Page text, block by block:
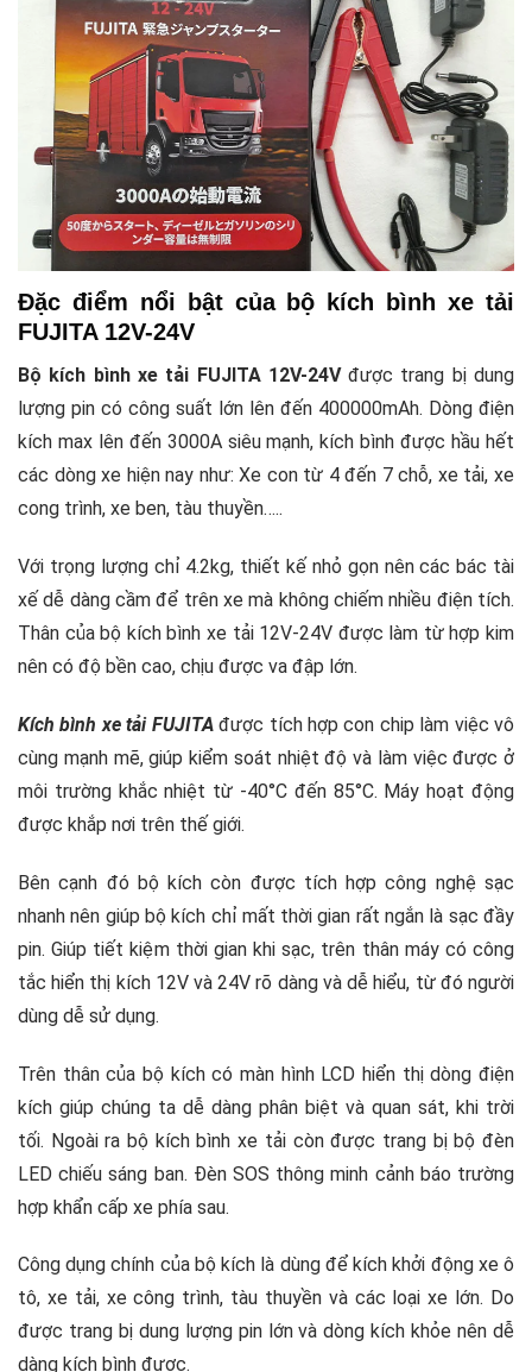
Đặc điểm nổi bật của bộ kích bình xe tải
FUJITA 12V-24V
Bộ kích bình xe tải FUJITA 12V-24Vđược trang bị dung
lượng pin có công suất lớn lên đến 400000mAh. Dòng điện
kích max lên đến 3000A siêu mạnh, kích bình được hầu hết
các dòng xe hiện nay như: Xe con từ 4 đến 7 chỗ, xe tải, xe
cong trình, xe ben, tàu thuyền…..
Với trọng lượng chỉ 4.2kg, thiết kế nhỏ gọn nên các bác tài
xế dễ dàng cầm để trên xe mà không chiếm nhiều điện tích.
Thân của bộ kích bình xe tải 12V-24V được làm từ hợp kim
nên có độ bền cao, chịu được va đập lớn.
Kích bình xe tải FUJITAđược tích hợp con chip làm việc vô
cùng mạnh mẽ, giúp kiểm soát nhiệt độ và làm việc được ở
môi trường khắc nhiệt từ -40°C đến 85°C. Máy hoạt động
được khắp nơi trên thế giới.
Bên cạnh đó bộ kích còn được tích hợp công nghệ sạc
nhanh nên giúp bộ kích chỉ mất thời gian rất ngắn là sạc đầy
pin. Giúp tiết kiệm thời gian khi sạc, trên thân máy có công
tắc hiển thị kích 12V và 24V rõ dàng và dễ hiểu, từ đó người
dùng dễ sử dụng.
Trên thân của bộ kích có màn hình LCD hiển thị dòng điện
kích giúp chúng ta dễ dàng phân biệt và quan sát, khi trời
tối. Ngoài ra bộ kích bình xe tải còn được trang bị bộ đèn
LED chiếu sáng ban. Đèn SOS thông minh cảnh báo trường
hợp khẩn cấp xe phía sau.
Công dụng chính của bộ kích là dùng để kích khởi động xe ô
tô, xe tải, xe công trình, tàu thuyền và các loại xe lớn. Do
được trang bị dung lượng pin lớn và dòng kích khỏe nên dễ
dàng kích bình được.